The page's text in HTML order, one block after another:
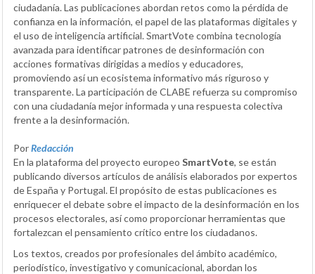
ciudadanía. Las publicaciones abordan retos como la pérdida de
confianza en la información, el papel de las plataformas digitales y
el uso de inteligencia artificial. SmartVote combina tecnología
avanzada para identificar patrones de desinformación con
acciones formativas dirigidas a medios y educadores,
promoviendo así un ecosistema informativo más riguroso y
transparente. La participación de CLABE refuerza su compromiso
con una ciudadanía mejor informada y una respuesta colectiva
frente a la desinformación.
PorRedacción
En la plataforma del proyecto europeo SmartVote, se están
publicando diversos artículos de análisis elaborados por expertos
de España y Portugal. El propósito de estas publicaciones es
enriquecer el debate sobre el impacto de la desinformación en los
procesos electorales, así como proporcionar herramientas que
fortalezcan el pensamiento crítico entre los ciudadanos.
Los textos, creados por profesionales del ámbito académico,
periodístico, investigativo y comunicacional, abordan los